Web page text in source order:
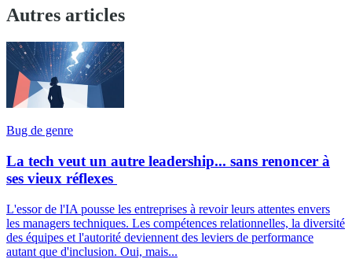
Autres articles
Bug de genre
La tech veut un autre leadership... sans renoncer à
ses vieux réflexes
L'essor de l'IA pousse les entreprises à revoir leurs attentes envers
les managers techniques. Les compétences relationnelles, la diversité
des équipes et l'autorité deviennent des leviers de performance
autant que d'inclusion. Oui, mais...